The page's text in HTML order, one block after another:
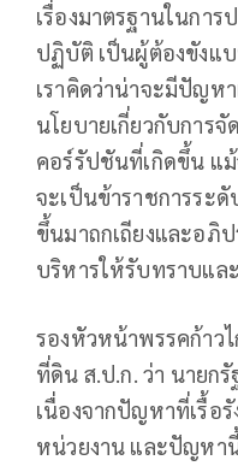
เรื่องมาตรฐานในกา
ปฏิบัติ เป็นผู้ต้องขังแ
เราคิดว่าน่าจะมีปัญห
นโยบายเกี่ยวกับการ
คอร์รัปชันที่เกิดขึ้น แ
จะเป็นข้าราชการระ
ขึ้นมาถกเถียงและอภิ
บริหารให้รับทราบแล
รองหัวหน้าพรรคก้าว
ที่ดิน ส.ป.ก. ว่า นายก
เนื่องจากปัญหาที่เรื้อ
หน่วยงาน และปัญหา